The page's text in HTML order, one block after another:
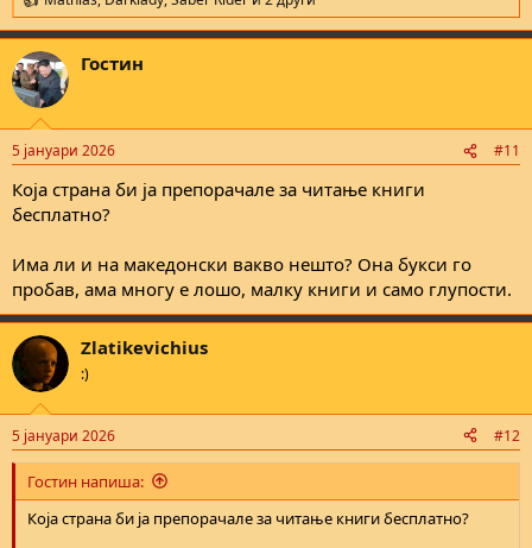
R
e
a
c
t
i
n
s
Гостин
5 јануари 2026 #11
Која страна би ја препорачале за читање книги
бесплатно?
Има ли и на македонски вакво нешто? Она букси го
пробав, ама многу е лошо, малку книги и само глупости.
Zlatikevichius
:)
5 јануари 2026 #12
Гостин напиша:
Која страна би ја препорачале за читање книги бесплатно?